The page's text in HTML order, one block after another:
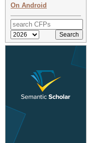
On Android